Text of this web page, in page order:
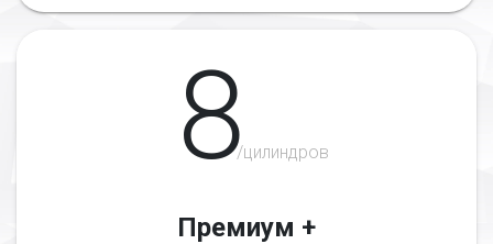
8/цилиндров
Премиум +